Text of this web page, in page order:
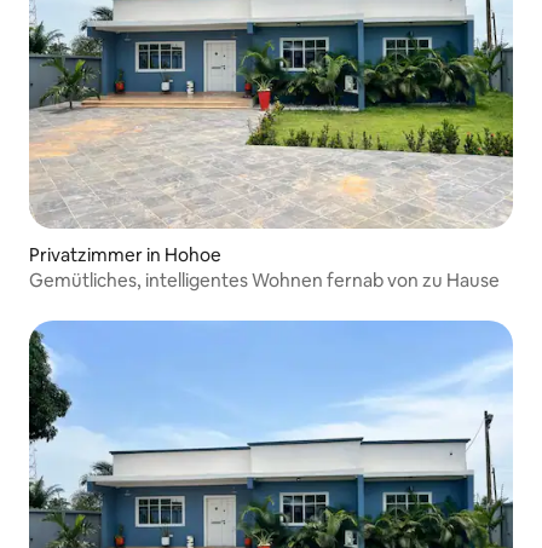
Privatzimmer in Hohoe
Gemütliches, intelligentes Wohnen fernab von zu Hause